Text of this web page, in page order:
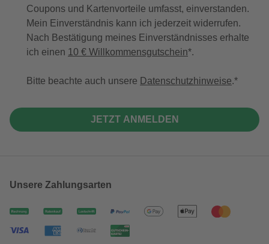
Coupons und Kartenvorteile umfasst, einverstanden.
Mein Einverständnis kann ich jederzeit widerrufen.
Nach Bestätigung meines Einverständnisses erhalte
ich einen 10 € Willkommensgutschein*.
Bitte beachte auch unsere Datenschutzhinweise.
JETZT ANMELDEN
Unsere Zahlungsarten